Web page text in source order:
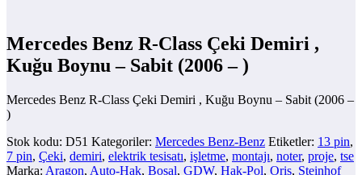
Mercedes Benz R-Class Çeki Demiri ,
Kuğu Boynu – Sabit (2006 – )
Mercedes Benz R-Class Çeki Demiri , Kuğu Boynu – Sabit (2006 –
)
Stok kodu: D51 Kategoriler: Mercedes Benz-Benz Etiketler: 13 pin,
7 pin, Çeki, demiri, elektrik tesisatı, işletme, montajı, noter, proje, tse
Marka: Aragon, Auto-Hak, Bosal, GDW, Hak-Pol, Oris, Steinhof